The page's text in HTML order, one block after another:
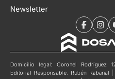
Newsletter
Domicilio legal: Coronel Rodríguez
Editorial Responsable: Rubén Rabanal